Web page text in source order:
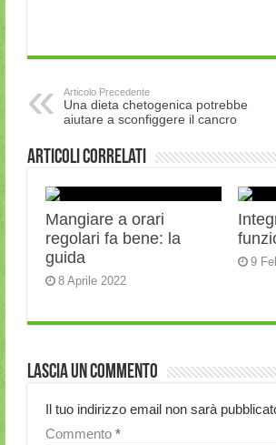
Articolo Precedente
Una dieta chetogenica potrebbe
aiutare a sconfiggere il cancro
Articoli correlati
Mangiare a orari
regolari fa bene: la
guida
8 Aprile 2022
9
Lascia un commento
Il tuo indirizzo email non sarà
Commento *